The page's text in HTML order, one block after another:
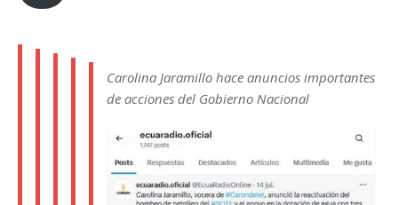
Carolina Jaramillo hace anuncios importantes
de acciones del Gobierno Nacional